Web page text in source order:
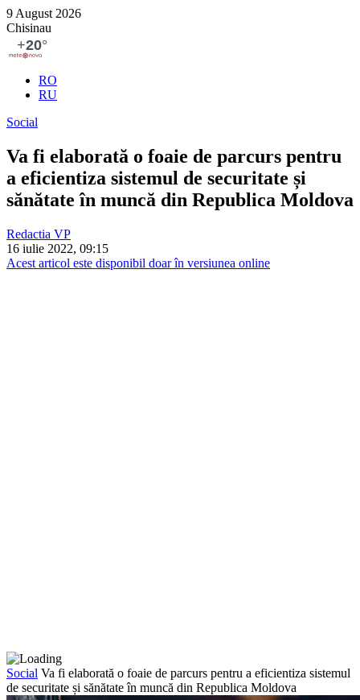
9 August 2026
Chisinau
RO
RU
Social
Va fi elaborată o foaie de parcurs pentru
a eficientiza sistemul de securitate și
sănătate în muncă din Republica Moldova
Redactia VP
16 iulie 2022, 09:15
Acest articol este disponibil doar în versiunea online
Social Va fi elaborată o foaie de parcurs pentru a eficientiza sistemul
de securitate și sănătate în muncă din Republica Moldova